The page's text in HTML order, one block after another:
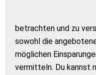
betrachten und zu
sowohl die
möglichen
vermitteln. Du kannst